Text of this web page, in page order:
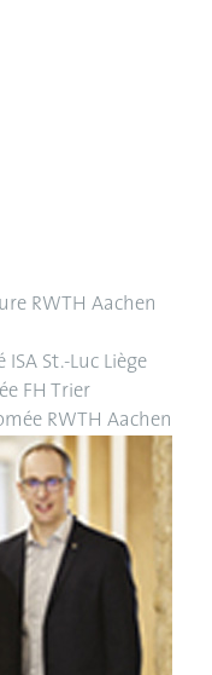
RWTH Aachen
St.-Luc Liège
FH Trier
RWTH Aachen